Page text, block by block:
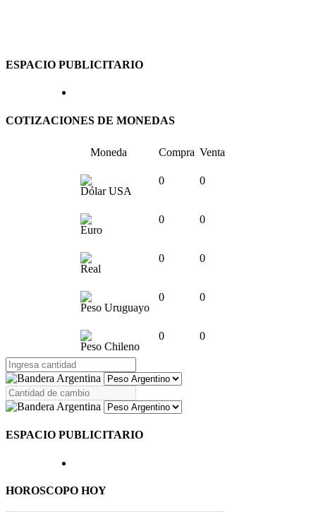
ESPACIO PUBLICITARIO
COTIZACIONES DE MONEDAS
Moneda Compra Venta
Dólar USA
0 0
Euro
0 0
Real
0 0
Peso Uruguayo
0 0
Peso Chileno
0 0
ESPACIO PUBLICITARIO
HOROSCOPO HOY